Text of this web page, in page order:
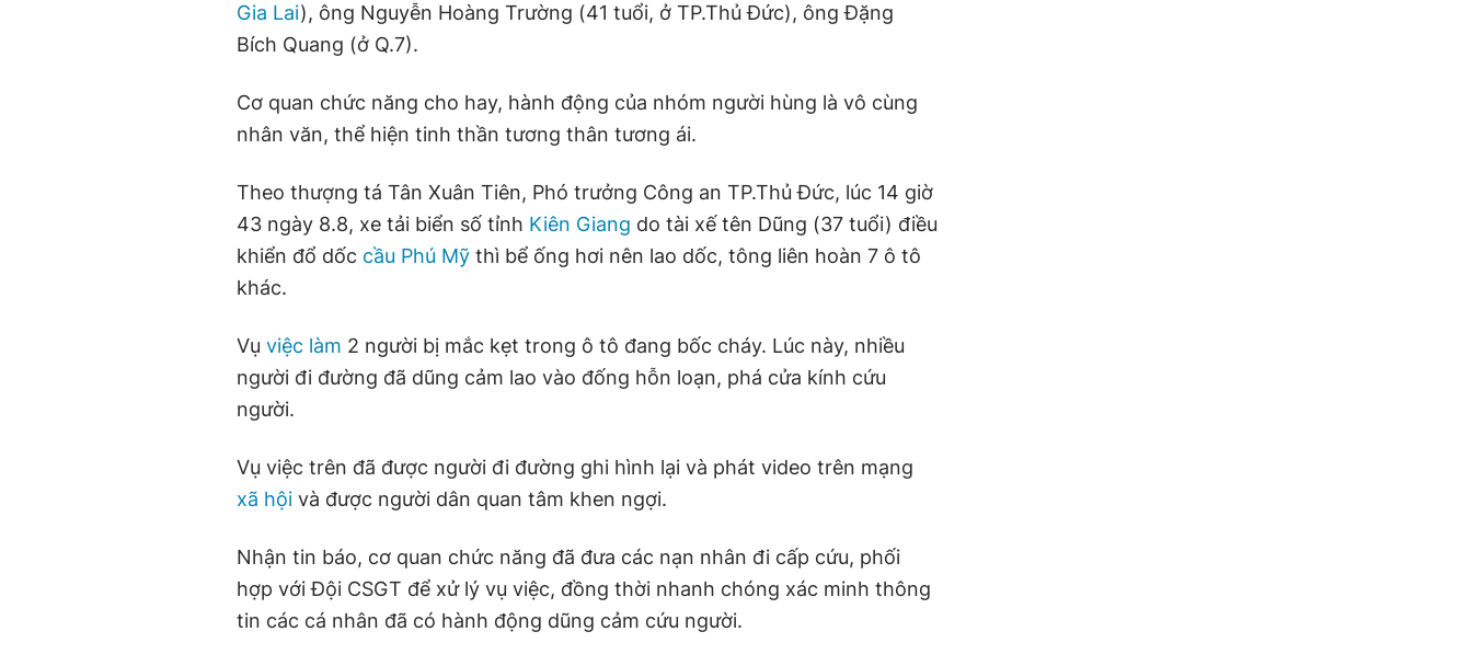
Gia Lai), ông Nguyễn Hoàng Trường (41 tuổi, ở TP.Thủ Đức), ông Đặng
Bích Quang (ở Q.7).
Cơ quan chức năng cho hay, hành động của nhóm người hùng là vô cùng
nhân văn, thể hiện tinh thần tương thân tương ái.
Theo thượng tá Tân Xuân Tiên, Phó trưởng Công an TP.Thủ Đức, lúc 14 giờ
43 ngày 8.8, xe tải biển số tỉnh Kiên Giang do tài xế tên Dũng (37 tuổi) điều
khiển đổ dốc cầu Phú Mỹ thì bể ống hơi nên lao dốc, tông liên hoàn 7 ô tô
khác.
Vụ việc làm 2 người bị mắc kẹt trong ô tô đang bốc cháy. Lúc này, nhiều
người đi đường đã dũng cảm lao vào đống hỗn loạn, phá cửa kính cứu
người.
Vụ việc trên đã được người đi đường ghi hình lại và phát video trên mạng
xã hội và được người dân quan tâm khen ngợi.
Nhận tin báo, cơ quan chức năng đã đưa các nạn nhân đi cấp cứu, phối
hợp với Đội CSGT để xử lý vụ việc, đồng thời nhanh chóng xác minh thông
tin các cá nhân đã có hành động dũng cảm cứu người.